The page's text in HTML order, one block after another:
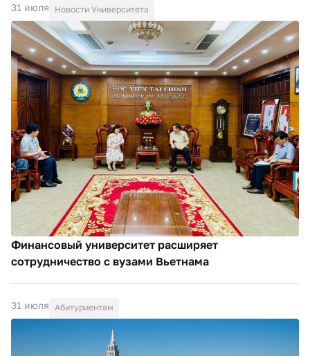
31 июля Новости Университета
Финансовый университет расширяет
сотрудничество с вузами Вьетнама
31 июля Абитуриентам